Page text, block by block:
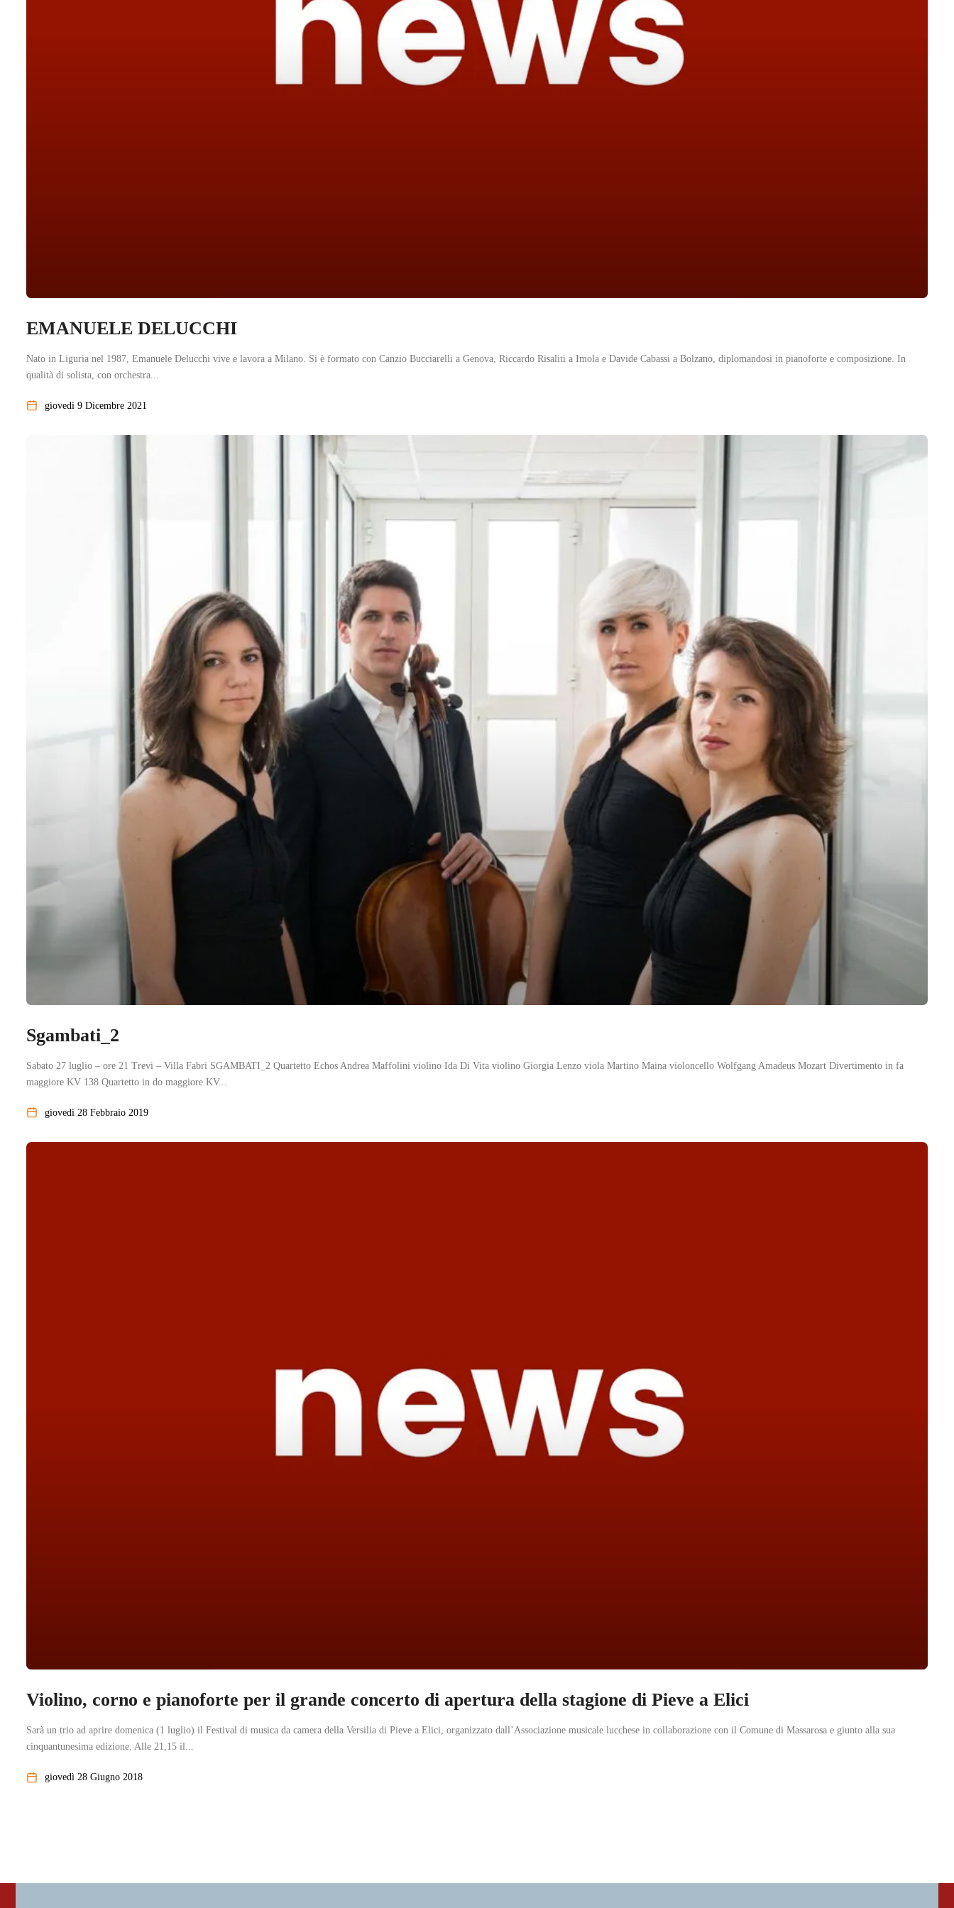
EMANUELE DELUCCHI
Nato in Liguria nel 1987, Emanuele Delucchi vive e lavora a Milano. Si è formato con Canzio Bucciarelli a Genova, Riccardo Risaliti a Imola e Davide Cabassi a Bolzano, diplomandosi in pianoforte e composizione. In
qualità di solista, con orchestra...
giovedì 9 Dicembre 2021
Sgambati_2
Sabato 27 luglio – ore 21 Trevi – Villa Fabri SGAMBATI_2 Quartetto Echos Andrea Maffolini violino Ida Di Vita violino Giorgia Lenzo viola Martino Maina violoncello Wolfgang Amadeus Mozart Divertimento in fa
maggiore KV 138 Quartetto in do maggiore KV...
giovedì 28 Febbraio 2019
Violino, corno e pianoforte per il grande concerto di apertura della stagione di Pieve a Elici
Sarà un trio ad aprire domenica (1 luglio) il Festival di musica da camera della Versilia di Pieve a Elici, organizzato dall’Associazione musicale lucchese in collaborazione con il Comune di Massarosa e giunto alla sua
cinquantunesima edizione. Alle 21,15 il...
giovedì 28 Giugno 2018